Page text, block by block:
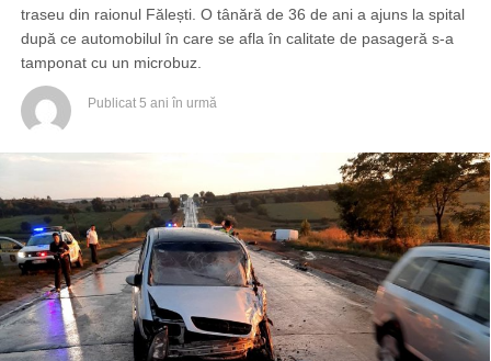
traseu din raionul Fălești. O tânără de 36 de ani a ajuns la spital
după ce automobilul în care se afla în calitate de pasageră s-a
tamponat cu un microbuz.
Publicat 5 ani în urmă